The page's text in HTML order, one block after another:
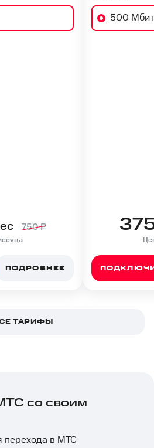
750₽
ПОДРОБНЕЕ
500
ТАРИФЫ
со своим
перехода в МТС